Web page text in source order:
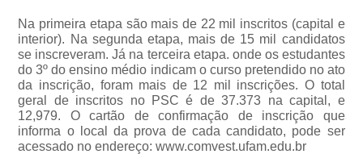
Na primeira etapa são mais de 22 mil inscritos (capital e
interior). Na segunda etapa, mais de 15 mil candidatos
se inscreveram. Já na terceira etapa. onde os estudantes
do 3º do ensino médio indicam o curso pretendido no ato
da inscrição, foram mais de 12 mil inscrições. O total
geral de inscritos no PSC é de 37.373 na capital, e
12,979. O cartão de confirmação de inscrição que
informa o local da prova de cada candidato, pode ser
acessado no endereço: www.comvest.ufam.edu.br